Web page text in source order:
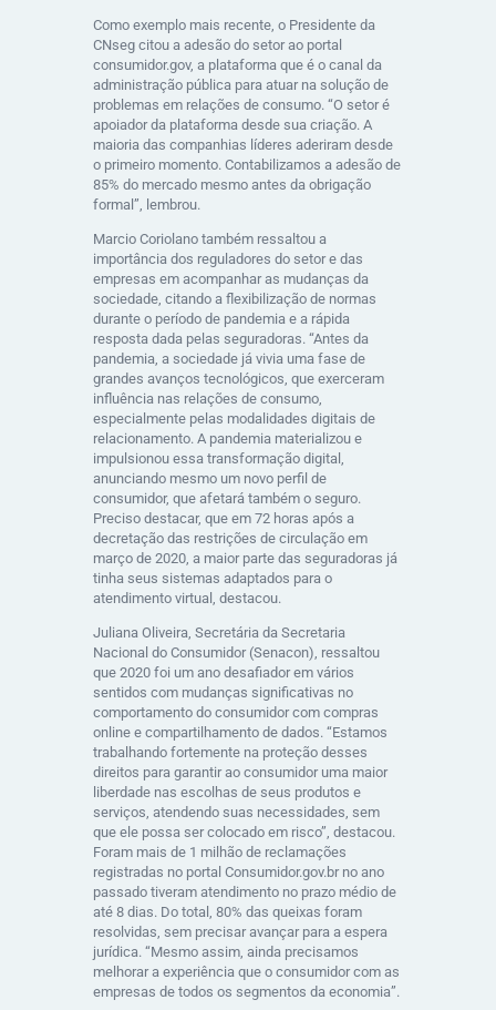
Como exemplo mais recente, o Presidente da
CNseg citou a adesão do setor ao portal
consumidor.gov, a plataforma que é o canal da
administração pública para atuar na solução de
problemas em relações de consumo. “O setor é
apoiador da plataforma desde sua criação. A
maioria das companhias líderes aderiram desde
o primeiro momento. Contabilizamos a adesão de
85% do mercado mesmo antes da obrigação
formal”, lembrou.
Marcio Coriolano também ressaltou a
importância dos reguladores do setor e das
empresas em acompanhar as mudanças da
sociedade, citando a flexibilização de normas
durante o período de pandemia e a rápida
resposta dada pelas seguradoras. “Antes da
pandemia, a sociedade já vivia uma fase de
grandes avanços tecnológicos, que exerceram
influência nas relações de consumo,
especialmente pelas modalidades digitais de
relacionamento. A pandemia materializou e
impulsionou essa transformação digital,
anunciando mesmo um novo perfil de
consumidor, que afetará também o seguro.
Preciso destacar, que em 72 horas após a
decretação das restrições de circulação em
março de 2020, a maior parte das seguradoras já
tinha seus sistemas adaptados para o
atendimento virtual, destacou.
Juliana Oliveira, Secretária da Secretaria
Nacional do Consumidor (Senacon), ressaltou
que 2020 foi um ano desafiador em vários
sentidos com mudanças significativas no
comportamento do consumidor com compras
online e compartilhamento de dados. “Estamos
trabalhando fortemente na proteção desses
direitos para garantir ao consumidor uma maior
liberdade nas escolhas de seus produtos e
serviços, atendendo suas necessidades, sem
que ele possa ser colocado em risco”, destacou.
Foram mais de 1 milhão de reclamações
registradas no portal Consumidor.gov.br no ano
passado tiveram atendimento no prazo médio de
até 8 dias. Do total, 80% das queixas foram
resolvidas, sem precisar avançar para a espera
jurídica. “Mesmo assim, ainda precisamos
melhorar a experiência que o consumidor com as
empresas de todos os segmentos da economia”.